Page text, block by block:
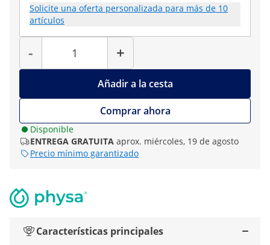
Solicite una oferta personalizada para más de 10
artículos
-
Cantidad
+
Añadir a la cesta
Comprar ahora
Disponible
ENTREGA GRATUITA aprox. miércoles, 19 de agosto
Precio mínimo garantizado
Características principales